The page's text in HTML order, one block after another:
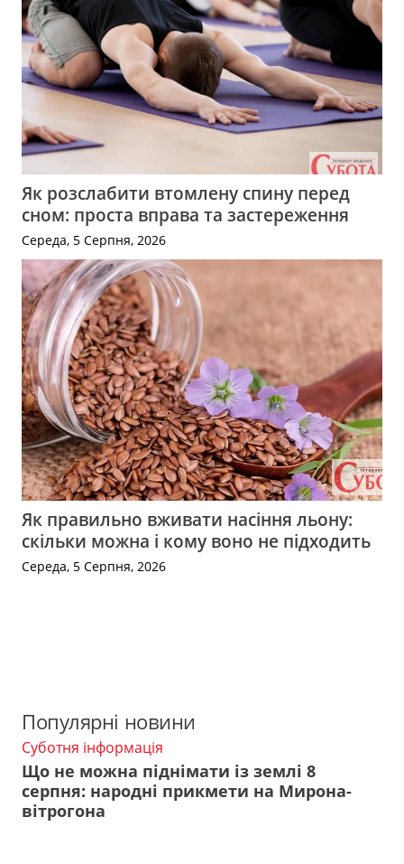
Як розслабити втомлену спину перед
сном: проста вправа та застереження
Середа, 5 Серпня, 2026
Як правильно вживати насіння льону:
скільки можна і кому воно не підходить
Середа, 5 Серпня, 2026
Популярні новини
Суботня інформація
Що не можна піднімати із землі 8
серпня: народні прикмети на Мирона-
вітрогона